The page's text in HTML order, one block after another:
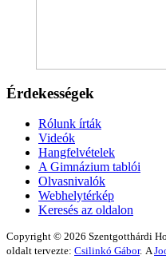
Érdekességek
Rólunk írták
Videók
Hangfelvételek
A Gimnázium tablói
Olvasnivalók
Webhelytérkép
Keresés az oldalon
Copyright © 2026 Szentgotthárdi
oldalt tervezte: Csilinkó Gábor. A